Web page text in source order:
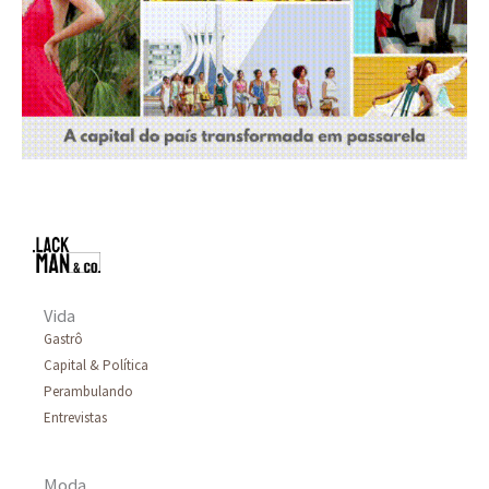
Vida
Gastrô
Capital & Política
Perambulando
Entrevistas
Moda